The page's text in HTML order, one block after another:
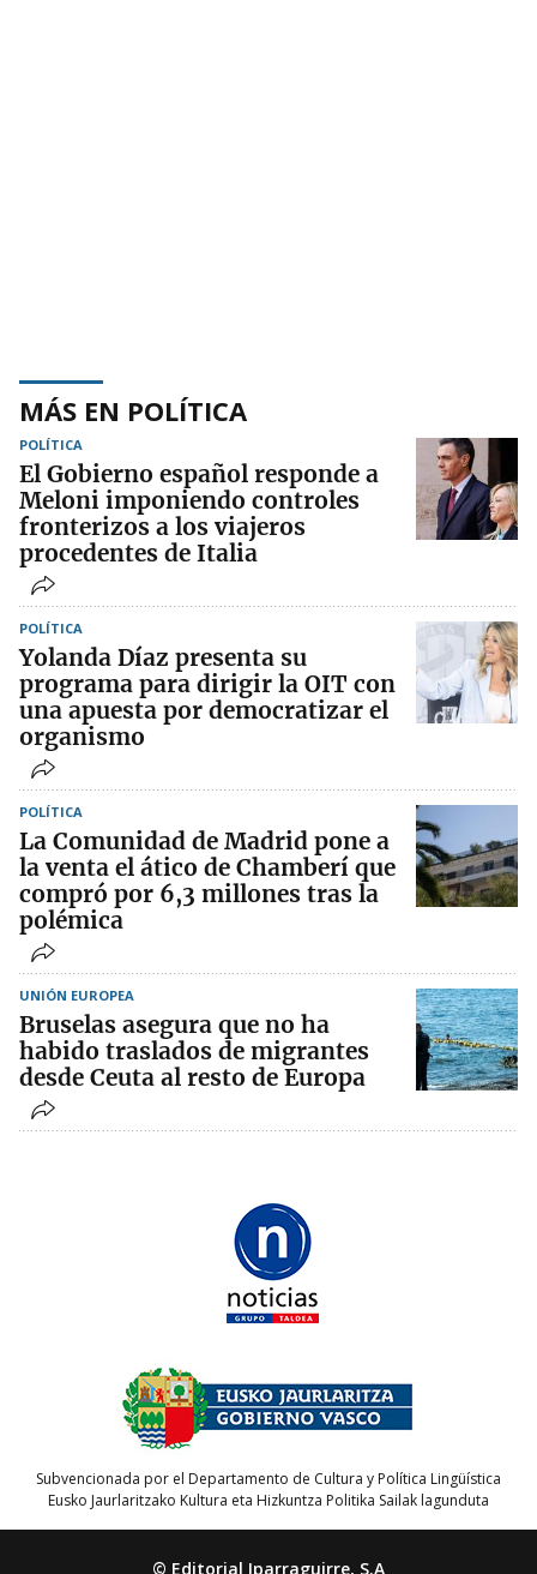
MÁS EN POLÍTICA
POLÍTICA
El Gobierno español responde a
Meloni imponiendo controles
fronterizos a los viajeros
procedentes de Italia
POLÍTICA
Yolanda Díaz presenta su
programa para dirigir la OIT con
una apuesta por democratizar el
organismo
POLÍTICA
La Comunidad de Madrid pone a
la venta el ático de Chamberí que
compró por 6,3 millones tras la
polémica
UNIÓN EUROPEA
Bruselas asegura que no ha
habido traslados de migrantes
desde Ceuta al resto de Europa
Subvencionada por el Departamento de Cultura y Política Lingüística
Eusko Jaurlaritzako Kultura eta Hizkuntza Politika Sailak lagunduta
© Editorial Iparraguirre, S.A